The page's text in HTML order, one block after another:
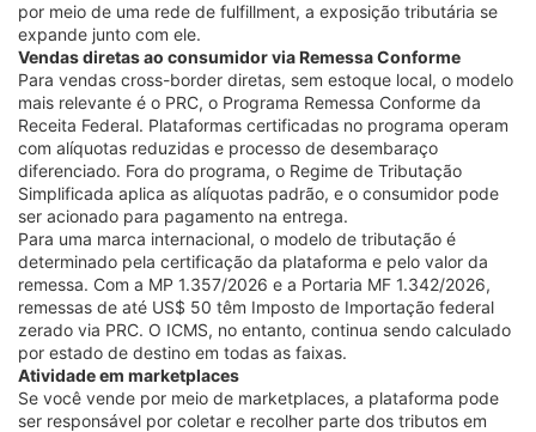
por meio de uma rede de fulfillment, a exposição tributária se
expande junto com ele.
Vendas diretas ao consumidor via Remessa Conforme
Para vendas cross-border diretas, sem estoque local, o modelo
mais relevante é o PRC, o Programa Remessa Conforme da
Receita Federal. Plataformas certificadas no programa operam
com alíquotas reduzidas e processo de desembaraço
diferenciado. Fora do programa, o Regime de Tributação
Simplificada aplica as alíquotas padrão, e o consumidor pode
ser acionado para pagamento na entrega.
Para uma marca internacional, o modelo de tributação é
determinado pela certificação da plataforma e pelo valor da
remessa. Com a MP 1.357/2026 e a Portaria MF 1.342/2026,
remessas de até US$ 50 têm Imposto de Importação federal
zerado via PRC. O ICMS, no entanto, continua sendo calculado
por estado de destino em todas as faixas.
Atividade em marketplaces
Se você vende por meio de marketplaces, a plataforma pode
ser responsável por coletar e recolher parte dos tributos em